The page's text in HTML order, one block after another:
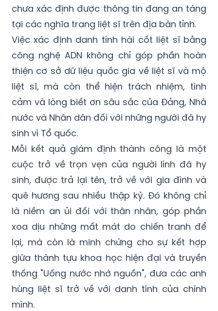
chưa xác định được thông tin đang an táng
tại các nghĩa trang liệt sĩ trên địa bàn tỉnh.
Việc xác định danh tính hài cốt liệt sĩ bằng
công nghệ ADN không chỉ góp phần hoàn
thiện cơ sở dữ liệu quốc gia về liệt sĩ và mộ
liệt sĩ, mà còn thể hiện trách nhiệm, tình
cảm và lòng biết ơn sâu sắc của Đảng, Nhà
nước và Nhân dân đối với những người đã hy
sinh vì Tổ quốc.
Mỗi kết quả giám định thành công là một
cuộc trở về trọn vẹn của người lính đã hy
sinh, được trả lại tên, trở về với gia đình và
quê hương sau nhiều thập kỷ. Đó không chỉ
là niềm an ủi đối với thân nhân, góp phần
xoa dịu những mất mát do chiến tranh để
lại, mà còn là minh chứng cho sự kết hợp
giữa thành tựu khoa học hiện đại và truyền
thống "Uống nước nhớ nguồn", đưa các anh
hùng liệt sĩ trở về với danh tính của chính
mình.